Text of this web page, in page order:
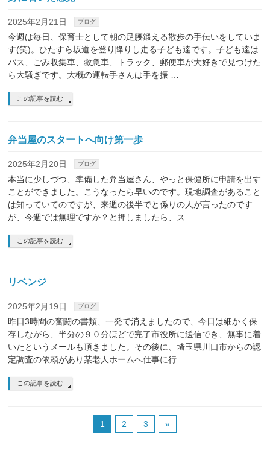
2025年2月21日 ブログ
今週は毎日、保育士として朝の足腰鍛える散歩の手伝いをしていま
す(笑)。ひたすら坂道を登り降りし走る子ども達です。子ども達は
バス、ごみ収集車、救急車、トラック、郵便車が大好きで見つけた
ら大騒ぎです。大概の運転手さんは手を振 …
この記事を読む
弁当屋のスタートへ向け第一歩
2025年2月20日 ブログ
本当に少しづつ、準備した弁当屋さん、やっと保健所に申請を出す
ことができました。こうなったら早いのです。現地調査があること
は知っていてのですが、来週の後半でと係りの人が言ったのです
が、今週では無理ですか？と押しましたら、ス …
この記事を読む
リベンジ
2025年2月19日 ブログ
昨日3時間の奮闘の書類、一発で消えましたので、今日は細かく保
存しながら、半分の９０分ほどで完了市役所に送信でき、無事に着
いたというメールも頂きました。その後に、埼玉県川口市からの認
定調査の依頼があり某老人ホームへ仕事に行 …
この記事を読む
1 2 3 »